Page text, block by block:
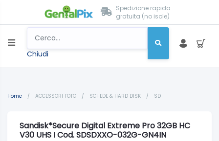
Spedizione rapida
gratuita (no isole)
Chiudi
Home / ACCESSORI FOTO / SCHEDE & HARD DISK / SD
Sandisk*Secure Digital Extreme Pro 32GB HC
V30 UHS I Cod. SDSDXXO-032G-GN4IN